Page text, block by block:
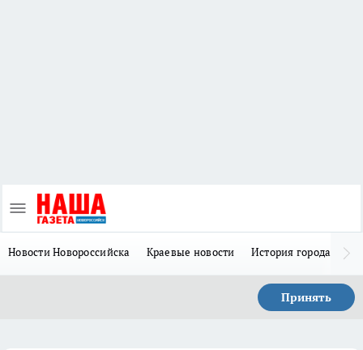
Новости Новороссийска Краевые новости История города Н
Принять